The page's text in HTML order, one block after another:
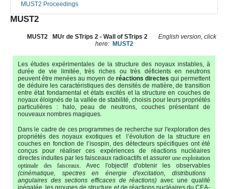
MUST2 Proceedings
MUST2
MUST2 MUr de STrips 2 - Wall of STrips 2
English version, click
here:
MUST2
Les études expérimentales de la structure des noyaux instables, à
durée de vie limitée, très riches ou très déficients en neutrons
peuvent être menées au moyen de réactions directes qui permettent
de déduire les caractéristiques des densités de matière, de transition
entre état fondamental et états excités et la structure en couches de
noyaux éloignés de la vallée de stabilité, choisis pour leurs propriétés
particulières : halo, peau de neutrons, couches présentant de
nouveaux nombres magiques.
Dans le cadre de ces programmes de recherche sur l'exploration des
propriétés des noyaux exotiques et l’évolution de la structure en
couches en fonction de l’isospin, des détecteurs spécifiques ont été
conçus pour réaliser ces expériences de réactions nucléaires
directes induites par les faisceaux radioactifs et assurer une exploitation
optimale des faisceaux. Avec l'objectif d'obtenir les observables
(cinématique, spectres en énergie d'excitation, distributions
angulaires des sections efficaces de réactions) avec une qualité
inégalée, les groupes de structure et de réactions nucléaires du CEA-